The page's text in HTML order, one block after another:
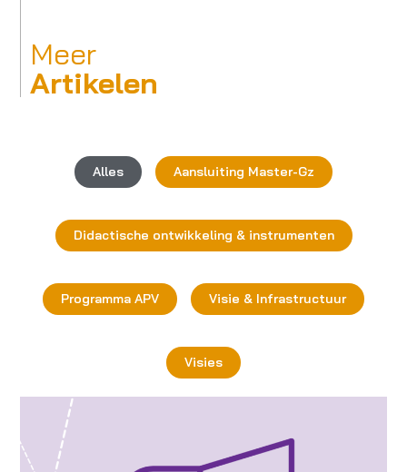
Meer
Artikelen
Alles Aansluiting Master-Gz
Didactische ontwikkeling & instrumenten
Programma APV Visie & Infrastructuur
Visies